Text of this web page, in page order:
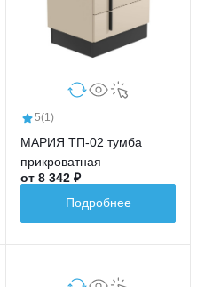
5(1)
МАРИЯ ТП-02 тумба
прикроватная
от 8 342 ₽
Подробнее